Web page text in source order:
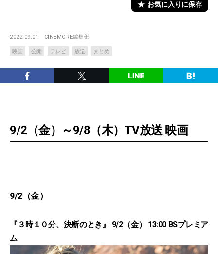
お気に入りに保存
2022.09.01 CINEMORE編集部
映画 公開 テレビ 放送 まとめ
9/2（金）～9/8（木）TV放送 映画
9/2（金）
『３時１０分、決断のとき』 9/2（金） 13:00 BSプレミア
ム